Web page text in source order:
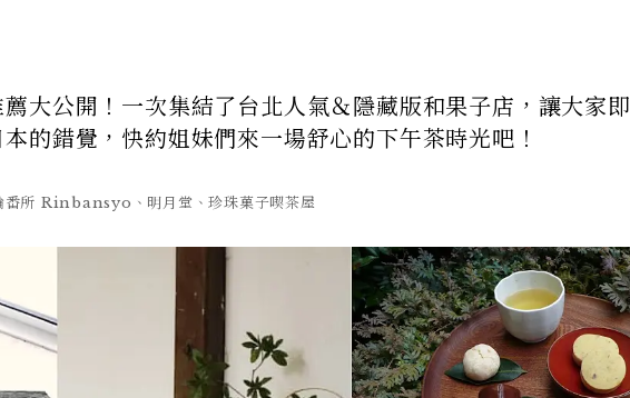
大公開！一次集結了台北人氣＆隱藏版和果子店，讓大家
的錯覺，快約姐妹們來一場舒心的下午茶時光吧！
所 Rinbansyo、明月堂、珍珠菓子喫茶屋